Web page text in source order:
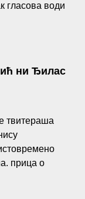
гласова води
ни Ђилас
твитераша
прица о